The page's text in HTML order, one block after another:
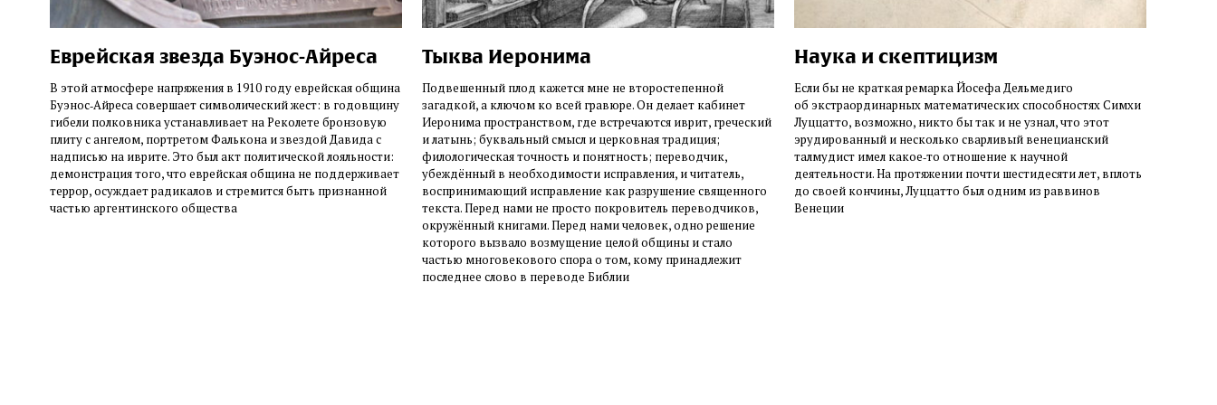
Еврейская звезда Буэнос‑Айреса
В этой атмосфере напряжения в 1910 году еврейская община
Буэнос‑Айреса совершает символический жест: в годовщину
гибели полковника устанавливает на Реколете бронзовую
плиту с ангелом, портретом Фалькона и звездой Давида с
надписью на иврите. Это был акт политической лояльности:
демонстрация того, что еврейская община не поддерживает
террор, осуждает радикалов и стремится быть признанной
частью аргентинского общества
Тыква Иеронима
Подвешенный плод кажется мне не второстепенной
загадкой, а ключом ко всей гравюре. Он делает кабинет
Иеронима пространством, где встречаются иврит, греческий
и латынь; буквальный смысл и церковная традиция;
филологическая точность и понятность; переводчик,
убеждённый в необходимости исправления, и читатель,
воспринимающий исправление как разрушение священного
текста. Перед нами не просто покровитель переводчиков,
окружённый книгами. Перед нами человек, одно решение
которого вызвало возмущение целой общины и стало
частью многовекового спора о том, кому принадлежит
последнее слово в переводе Библии
Наука и скептицизм
Если бы не краткая ремарка Йосефа Дельмедиго
об экстраординарных математических способностях Симхи
Луццатто, возможно, никто бы так и не узнал, что этот
эрудированный и несколько сварливый венецианский
талмудист имел какое‑то отношение к научной
деятельности. На протяжении почти шестидесяти лет, вплоть
до своей кончины, Луццатто был одним из раввинов
Венеции